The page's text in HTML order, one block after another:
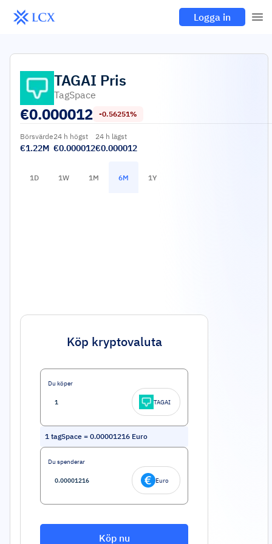
Logga in
TAGAI Pris
TagSpace
€0.000012 -0.56251%
Börsvärde
€1.22M
24 h högst
€0.000012
24 h lägst
€0.000012
1D 1W 1M 6M 1Y
Köp kryptovaluta
Du köper
TAGAI
1 tagSpace = 0.00001216 Euro
Du spenderar
Euro
Köp nu